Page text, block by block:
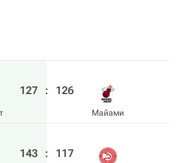
127 : 126
Майами
143 : 117